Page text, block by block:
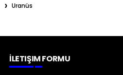
Uranüs
İLETIŞIM FORMU